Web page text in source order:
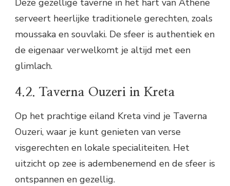
serveert heerlijke traditionele gerechten, zoals
moussaka en souvlaki. De sfeer is authentiek en
de eigenaar verwelkomt je altijd met een
glimlach.
4.2. Taverna Ouzeri in Kreta
Op het prachtige eiland Kreta vind je Taverna
Ouzeri, waar je kunt genieten van verse
visgerechten en lokale specialiteiten. Het
uitzicht op zee is adembenemend en de sfeer is
ontspannen en gezellig.